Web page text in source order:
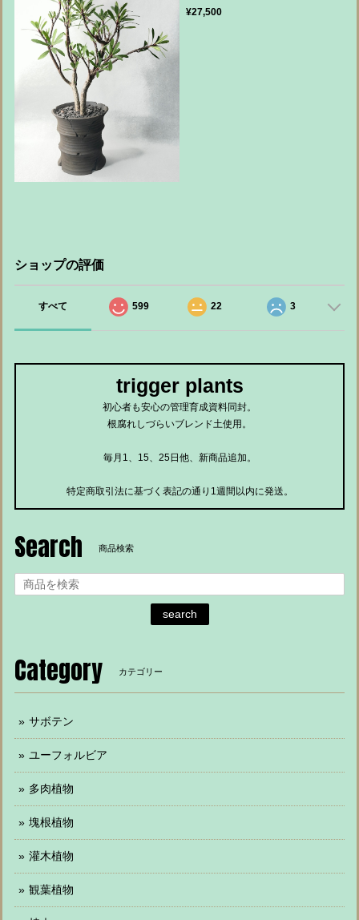
¥27,500
ショップの評価
すべて 599 22 3
trigger plants
初心者も安心の管理育成資料同封。
根腐れしづらいブレンド土使用。
毎月1、15、25日他、新商品追加。
特定商取引法に基づく表記の通り1週間以内に発送。
Search 商品検索
search
Category カテゴリー
サボテン
ユーフォルビア
多肉植物
塊根植物
灌木植物
観葉植物